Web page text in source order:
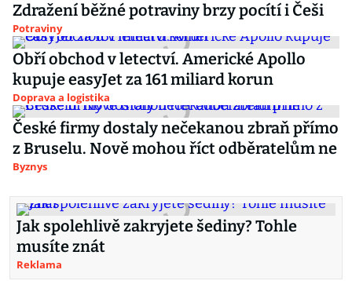
Zdražení běžné potraviny brzy pocítí i Češi
Potraviny
Obří obchod v letectví. Americké Apollo
kupuje easyJet za 161 miliard korun
Doprava a logistika
České firmy dostaly nečekanou zbraň přímo
z Bruselu. Nově mohou říct odběratelům ne
Byznys
Jak spolehlivě zakryjete šediny? Tohle
musíte znát
Reklama